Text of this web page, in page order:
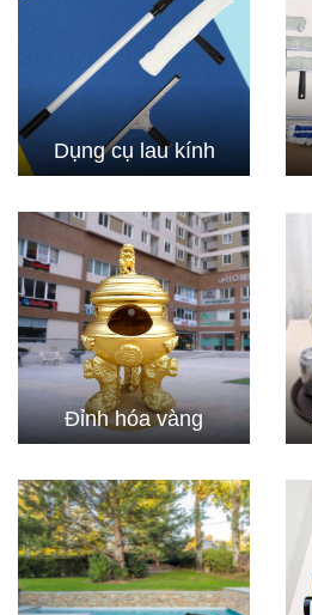
Dụng cụ lau kính
Đỉnh hóa vàng